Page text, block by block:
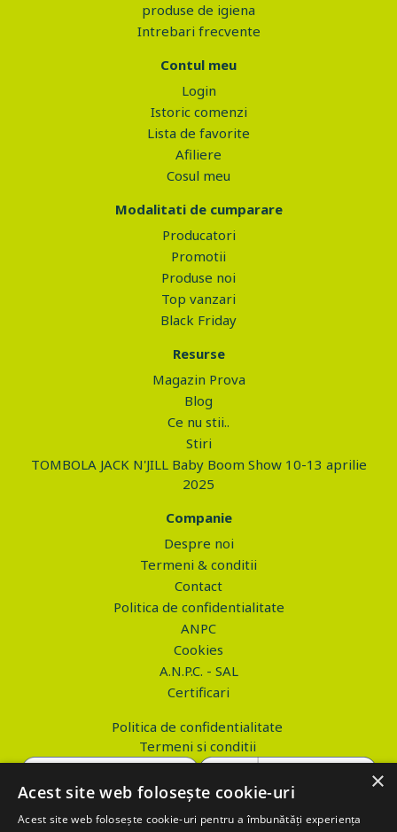
produse de igiena
Intrebari frecvente
Contul meu
Login
Istoric comenzi
Lista de favorite
Afiliere
Cosul meu
Modalitati de cumparare
Producatori
Promotii
Produse noi
Top vanzari
Black Friday
Resurse
Magazin Prova
Blog
Ce nu stii..
Stiri
TOMBOLA JACK N'JILL Baby Boom Show 10-13 aprilie
2025
Companie
Despre noi
Termeni & conditii
Contact
Politica de confidentialitate
ANPC
Cookies
A.N.P.C. - SAL
Certificari
Politica de confidentialitate
Termeni si conditii
×
Acest site web folosește cookie-uri
Acest site web folosește cookie-uri pentru a îmbunătăți experiența